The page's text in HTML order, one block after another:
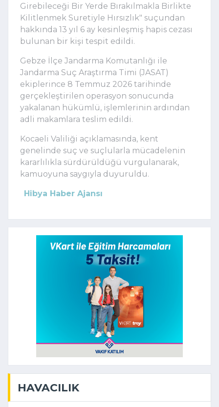
Girebileceği Bir Yerde Bırakılmakla Birlikte
Kilitlenmek Suretiyle Hırsızlık" suçundan
hakkında 13 yıl 6 ay kesinleşmiş hapis cezası
bulunan bir kişi tespit edildi.
Gebze İlçe Jandarma Komutanlığı ile
Jandarma Suç Araştırma Timi (JASAT)
ekiplerince 8 Temmuz 2026 tarihinde
gerçekleştirilen operasyon sonucunda
yakalanan hükümlü, işlemlerinin ardından
adli makamlara teslim edildi.
Kocaeli Valiliği açıklamasında, kent
genelinde suç ve suçlularla mücadelenin
kararlılıkla sürdürüldüğü vurgulanarak,
kamuoyuna saygıyla duyuruldu.
Hibya Haber Ajansı
HAVACILIK